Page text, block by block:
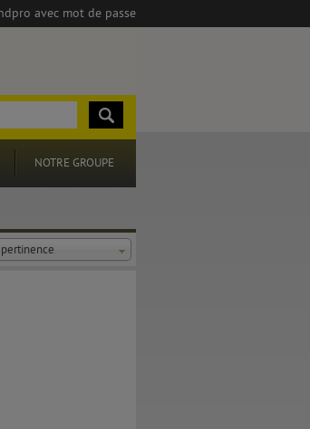
avec mot de passe
NOTRE GROUPE
pertinence